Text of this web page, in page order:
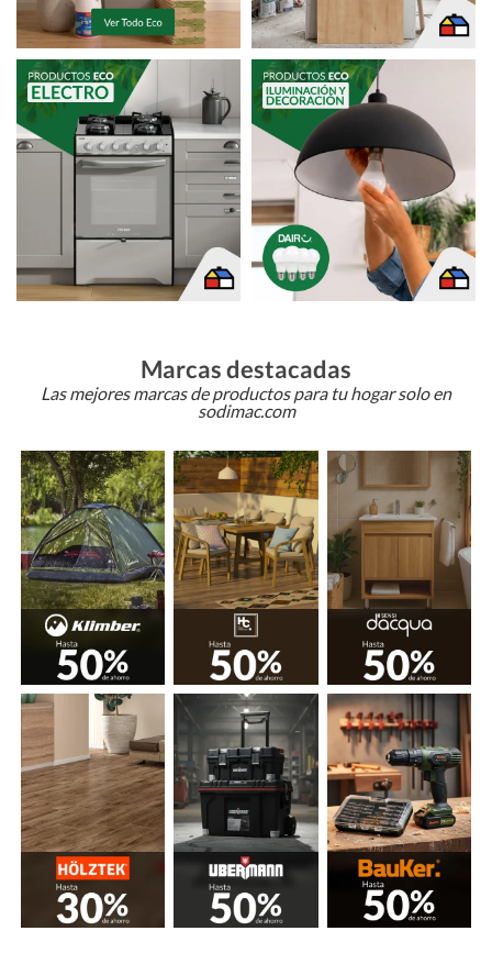
Marcas destacadas
Las mejores marcas de productos para tu hogar solo en
sodimac.com